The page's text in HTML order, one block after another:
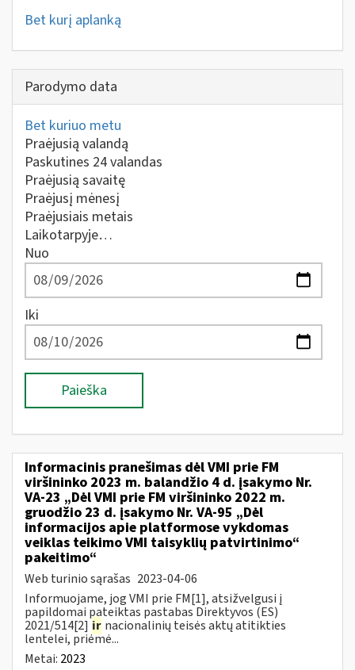
Bet kurį aplanką
Parodymo data
Bet kuriuo metu
Praėjusią valandą
Paskutines 24 valandas
Praėjusią savaitę
Praėjusį mėnesį
Praėjusiais metais
Laikotarpyje…
Nuo
Iki
Paieška
Informacinis pranešimas dėl VMI prie FM
viršininko 2023 m. balandžio 4 d. įsakymo Nr.
VA-23 „Dėl VMI prie FM viršininko 2022 m.
gruodžio 23 d. įsakymo Nr. VA-95 „Dėl
informacijos apie platformose vykdomas
veiklas teikimo VMI taisyklių patvirtinimo“
pakeitimo“
Web turinio sąrašas 2023-04-06
Informuojame, jog VMI prie FM[1], atsižvelgusi į
papildomai pateiktas pastabas Direktyvos (ES)
2021/514[2] ir nacionalinių teisės aktų atitikties
lentelei, priėmė...
Metai: 2023